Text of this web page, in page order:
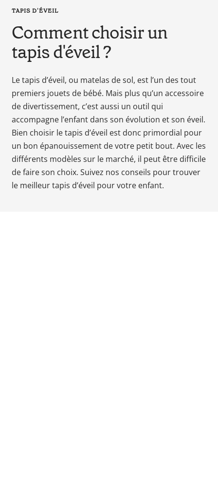
que
pour
enfant,
pour
grossesse
de
maman
au
bain
avec
Papa.
TAPIS D'ÉVEIL
Comment choisir un
tapis d'éveil ?
Le tapis d’éveil, ou matelas de sol, est l’un des tout
premiers jouets de bébé. Mais plus qu’un accessoire
de divertissement, c’est aussi un outil qui
accompagne l’enfant dans son évolution et son éveil.
Bien choisir le tapis d’éveil est donc primordial pour
un bon épanouissement de votre petit bout. Avec les
différents modèles sur le marché, il peut être difficile
de faire son choix. Suivez nos conseils pour trouver
le meilleur tapis d’éveil pour votre enfant.